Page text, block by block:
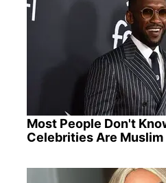
Most People Don't
Celebrities Are Muslim